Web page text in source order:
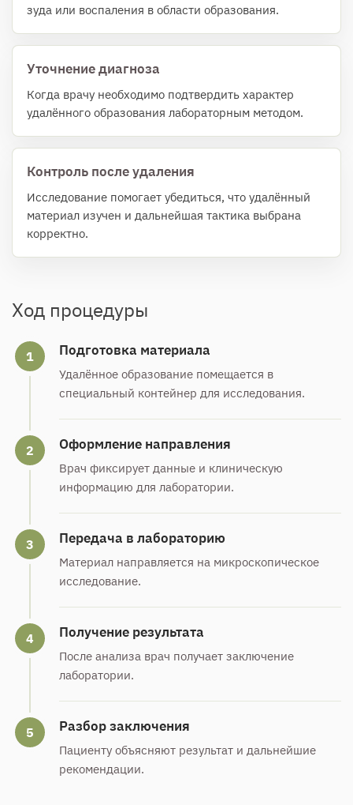
зуда или воспаления в области образования.
Уточнение диагноза
Когда врачу необходимо подтвердить характер
удалённого образования лабораторным методом.
Контроль после удаления
Исследование помогает убедиться, что удалённый
материал изучен и дальнейшая тактика выбрана
корректно.
Ход процедуры
1 Подготовка материала
Удалённое образование помещается в
специальный контейнер для исследования.
2 Оформление направления
Врач фиксирует данные и клиническую
информацию для лаборатории.
3 Передача в лабораторию
Материал направляется на микроскопическое
исследование.
4 Получение результата
После анализа врач получает заключение
лаборатории.
5 Разбор заключения
Пациенту объясняют результат и дальнейшие
рекомендации.